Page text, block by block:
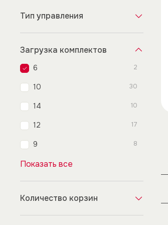
Тип управления
Загрузка комплектов
6 2
10 30
14 10
12 17
9 8
Показать все
Количество корзин